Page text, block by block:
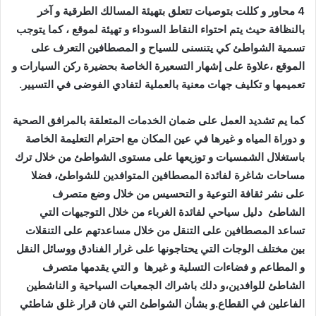
4 محاور و كللت بتوصيات تتعلق بتهيئة المسالك الطرقية و آخر
بالنظافة حيث يتم احتواء النقاط السوداء و تهيئة لموقع ، كما يتوجب
تسمية الشواطئ كي يتنسنى للسياح و المصطافين التعرف على
الموقع ،علاوة على إشهار التسعيرة الخاصة بحضيرة ركن السيارات و
تعميمها و تكليف جهات معنية بالعملية لتفادي الفوضى في التسيير.
كما يم تشديد العمل على ضمان الخدمات المتعلقة بالمرافق الصحية
و دوراة المياه و غيرها في عين المكان مع احترام التعليمة الخاصة
باستغلال الشمسيات و توزيعها على مستوى الشواطئ من خلال ترك
مساحات شاغرة لفائدة المصطافين المتوافدين للشواطئ، فضلا
على نشر ثقافة التوعية و التحسيس من خلال وضع متصرف
الشاطئ دليل سياحي لفائدة الغرباء من خلال التوجيهات التي
تساعد المصطافين على التنقل من خلال مساعدتهم على التنقلات
بين مختلف الوجات التي يحتاجونها على غرار الفنادق ووسائل النقل
و المطاعم و فضاءات التسلية و غيرها و التي يقدمها متصرف
الشاطئ للوافدين،و دلك باشراك الجمعيات السياحية و الناشطين
الفاعلين في القطاع.و بشأن الشواطئ التي فان قرار غلق شاطئي